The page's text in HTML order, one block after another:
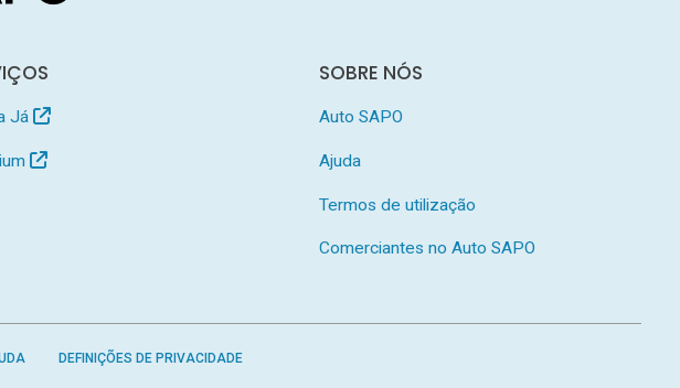
Já
SOBRE NÓS
Auto SAPO
Ajuda
Termos de utilização
Comerciantes no Auto SAPO
DEFINIÇÕES DE PRIVACIDADE